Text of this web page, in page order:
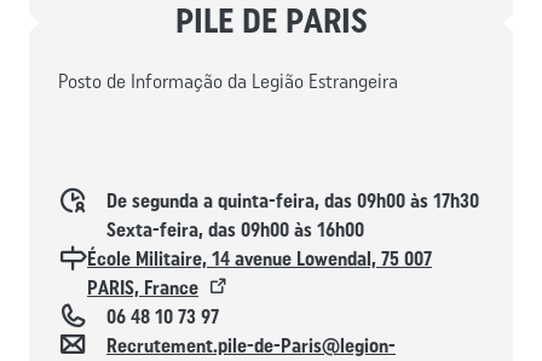
PILE DE PARIS
Posto de Informação da Legião Estrangeira
Horaires d'ouverture
De segunda a quinta-feira, das 09h00 às 17h30
Sexta-feira, das 09h00 às 16h00
Localisation
École Militaire, 14 avenue Lowendal, 75 007
PARIS, France
Téléphone
06 48 10 73 97
Contacto
Recrutement.pile-de-Paris@legion-